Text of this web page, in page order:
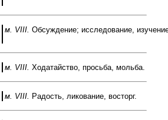
м. VIII. Обсуждение; исследование,
м. VIII. Ходатайство, просьба, мольба.
м. VIII. Радость, ликование, восторг.